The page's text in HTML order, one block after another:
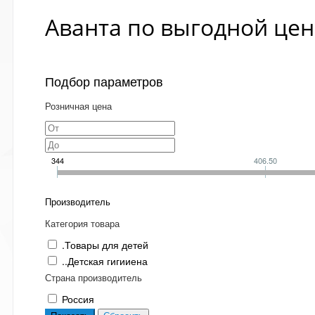
Аванта по выгодной
Подбор параметров
Розничная цена
344 406.50
Производитель
Категория товара
.Товары для детей
..Детская гигииена
Страна производитель
Россия